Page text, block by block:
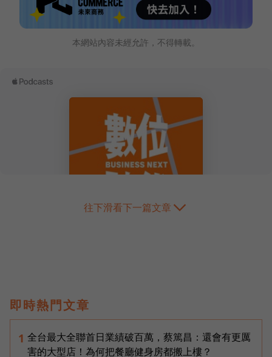
本網站內容未經允許，不得轉載。
往下滑看下一篇文章
即時熱門文章
1 全台最大全聯首日業績破百萬，蔡篤昌：還會有更厲
害的大型店！為何把餐廳健身房都搬上樓？